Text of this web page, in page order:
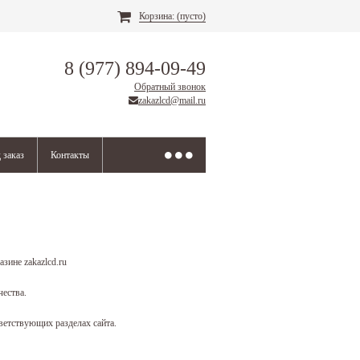
Корзина: (пусто)
8 (977) 894-09-49
Обратный звонок
zakazlcd@mail.ru
Контакты
zakazlcd.ru
разделах сайта.